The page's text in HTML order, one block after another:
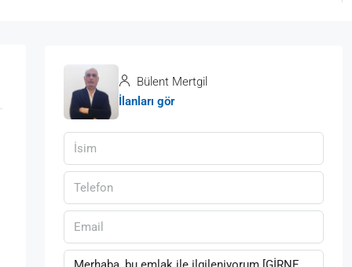
Bülent Mertgil
İlanları gör